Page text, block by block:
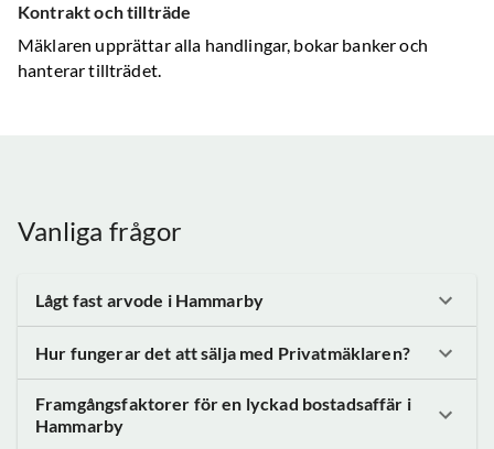
Kontrakt och tillträde
Mäklaren upprättar alla handlingar, bokar banker och
hanterar tillträdet.
Vanliga frågor
Lågt fast arvode i Hammarby
Hur fungerar det att sälja med Privatmäklaren?
Framgångsfaktorer för en lyckad bostadsaffär i
Hammarby